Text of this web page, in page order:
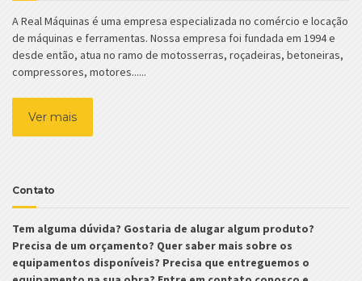
A Real Máquinas é uma empresa especializada no comércio e locação
de máquinas e ferramentas. Nossa empresa foi fundada em 1994 e
desde então, atua no ramo de motosserras, roçadeiras, betoneiras,
compressores, motores......
Ver mais
Contato
Tem alguma dúvida? Gostaria de alugar algum produto?
Precisa de um orçamento? Quer saber mais sobre os
equipamentos disponíveis? Precisa que entreguemos o